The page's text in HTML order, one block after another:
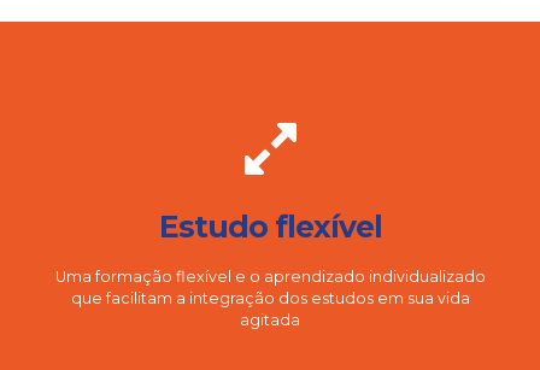
Estudo flexível
Uma formação flexível e o aprendizado individualizado
que facilitam a integração dos estudos em sua vida
agitada